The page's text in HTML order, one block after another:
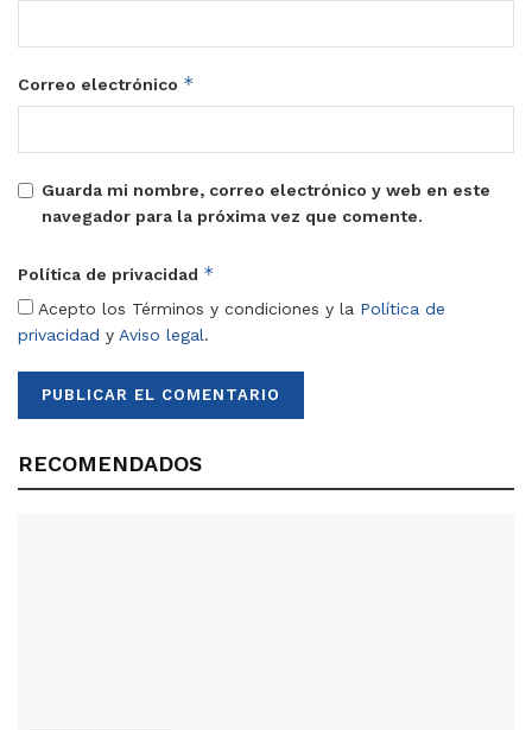
Correo electrónico *
Guarda mi nombre, correo electrónico y web en este
navegador para la próxima vez que comente.
Política de privacidad *
Acepto los Términos y condiciones y la Política de
privacidad y Aviso legal.
RECOMENDADOS